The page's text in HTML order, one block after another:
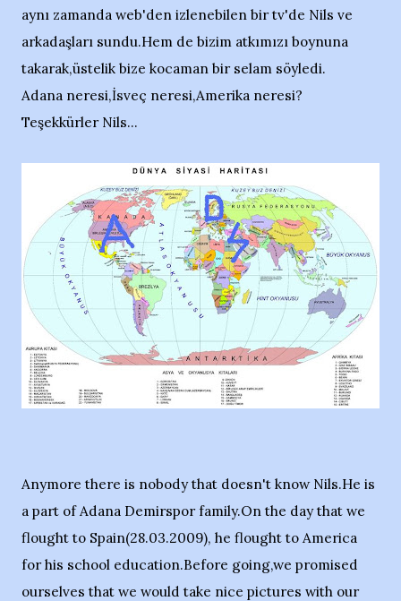
aynı zamanda web'den izlenebilen bir tv'de Nils ve
arkadaşları sundu.Hem de bizim atkımızı boynuna
takarak,üstelik bize kocaman bir selam söyledi.
Adana neresi,İsveç neresi,Amerika neresi?
Teşekkürler Nils...
Anymore there is nobody that doesn't know Nils.He is
a part of Adana Demirspor family.On the day that we
flought to Spain(28.03.2009), he flought to America
for his school education.Before going,we promised
ourselves that we would take nice pictures with our